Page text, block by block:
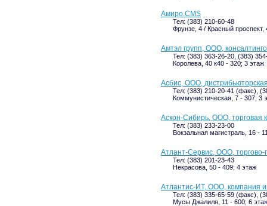
Амиро.CMS
Тел: (383) 210-60-48
Фрунзе, 4 / Красный проспект,
Амтэл групп, ООО,
Тел: (383) 363-26-20, (383)
Королева, 40 к40 - 320; 3 этаж
Асбис, ООО,
Тел: (383) 210-20-41 (факс),
Коммунистическая, 7 - 307; 3
Аскон-Сибирь, ООО, торговая
Тел: (383) 233-23-00
Вокзальная магистраль, 16 -
Атлант-Сервис, ООО, торгово-
Тел: (383) 201-23-43
Некрасова, 50 - 409; 4 этаж
Атлантис-ИТ, ООО, компания
Тел: (383) 335-65-59 (факс),
Мусы Джалиля, 11 - 600; 6